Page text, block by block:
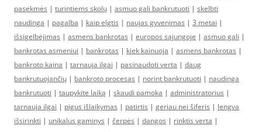
pasekmės | turintiems skolų | asmuo gali bankrutuoti | skelbti
naudinga | pagalba | kaip elgtis | naujas gyvenimas | 3 metai |
išsigelbėjimas | asmens bankrotas | europos sąjungoje | asmuo gali |
bankrotas asmeniui | bankrotas | kiek kainuoja | asmens bankrotas |
bankroto kaina | tarnauja ilgai | pasinaudoti verta | daug
bankrutuojančių | bankroto procesas | norint bankrutuoti | naudinga
bankrutuoti | taupykite laiką | skaudi pamoka | administratorius |
tarnauja ilgai | pigus išlaikymas | patirtis | geriau nei šiferis | lengva
išsirinkti | unikalus gaminys | čerpės | dangos | rinktis verta |